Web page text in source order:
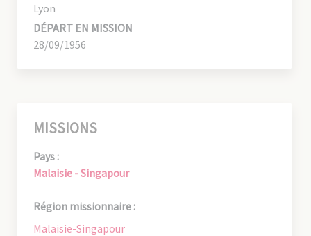
Lyon
DÉPART EN MISSION
28/09/1956
MISSIONS
Pays :
Malaisie - Singapour
Région missionnaire :
Malaisie-Singapour